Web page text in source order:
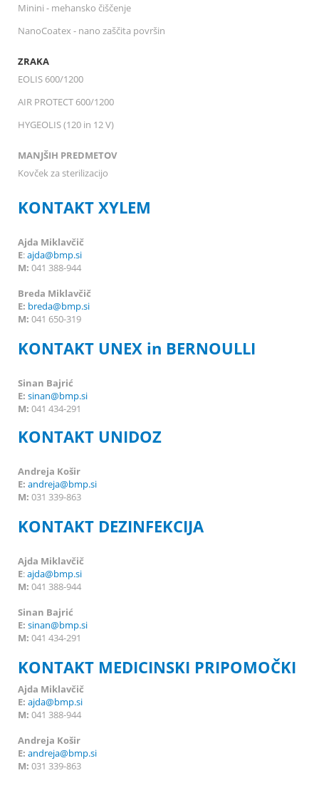
Minini - mehansko čiščenje
NanoCoatex - nano zaščita površin
ZRAKA
EOLIS 600/1200
AIR PROTECT 600/1200
HYGEOLIS (120 in 12 V)
MANJŠIH PREDMETOV
Kovček za sterilizacijo
KONTAKT XYLEM
Ajda Miklavčič
E:ajda@bmp.si
M: 041 388-944
Breda Miklavčič
E: breda@bmp.si
M: 041 650-319
KONTAKT UNEX in BERNOULLI
Sinan Bajrić
E: sinan@bmp.si
M: 041 434-291
KONTAKT UNIDOZ
Andreja Košir
E: andreja@bmp.si
M: 031 339-863
KONTAKT DEZINFEKCIJA
Ajda Miklavčič
E:ajda@bmp.si
M: 041 388-944
Sinan Bajrić
E: sinan@bmp.si
M: 041 434-291
KONTAKT MEDICINSKI PRIPOMOČKI
Ajda Miklavčič
E: ajda@bmp.si
M: 041 388-944
Andreja Košir
E: andreja@bmp.si
M: 031 339-863